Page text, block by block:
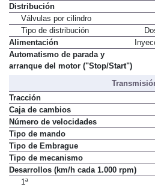
Distribución
Válvulas por cilindro
Tipo de distribución
Alimentación
Automatismo de parada y
arranque del motor ("Stop/Start")
Tracción
Caja de cambios
Número de velocidades
Tipo de mando
Tipo de Embrague
Tipo de mecanismo
Desarrollos (km/h cada 1.000 rpm)
1ª